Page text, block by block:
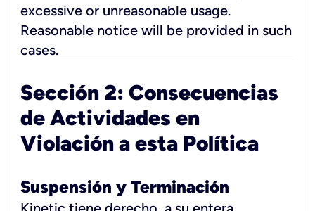
excessive or unreasonable usage.
Reasonable notice will be provided in such
cases.
Sección 2: Consecuencias
de Actividades en
Violación a esta Política
Suspensión y Terminación